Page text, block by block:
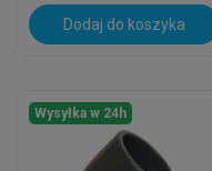
Dodaj do koszyka
Wysyłka w 24h